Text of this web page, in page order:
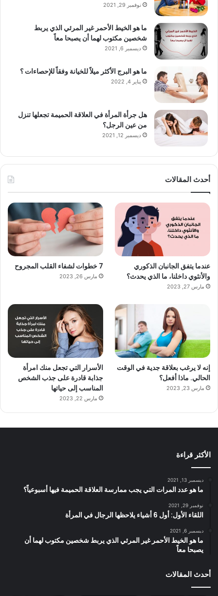
نوفمبر 29, 2021
ما هو الخيط الأحمر غير المرئي الذي يربط
شخصين مكتوب لهما أن يصبحا معاً
ديسمبر 6, 2021
ما هو البرج الأكثر ميلاً للخيانة وفقاً للإحصاءات ؟
يناير 4, 2022
هل جرأة المرأة في العلاقة الحميمة تجعلها تنزل
من عين الرجل؟
ديسمبر 12, 2021
أحدث المقالات
عندما يتفق الجانبان الذكوري
والأنثوي داخلنا، ما الذي يحدث؟
مارس 27, 2023
7 خطوات لشفاء القلب المجروح
مارس 26, 2023
إنه لا يرغب بعلاقة جدية في الوقت
الحالي. ماذا أفعل؟
مارس 23, 2023
الأسرار التي تجعل منك امرأة
جذابة قادرة على جذب الشخص
المناسب إلى حياتها
مارس 22, 2023
الأكثر قراءة
ديسمبر 13, 2021
ما هو عدد المرات التي يجب ممارسة العلاقة الحميمة فيها أسبوعياً؟
نوفمبر 29, 2021
اللقاء الأول: أول 6 أشياء يلاحظها الرجال في المرأة
ديسمبر 6, 2021
ما هو الخيط الأحمر غير المرئي الذي يربط شخصين مكتوب لهما أن
يصبحا معاً
أحدث المقالات